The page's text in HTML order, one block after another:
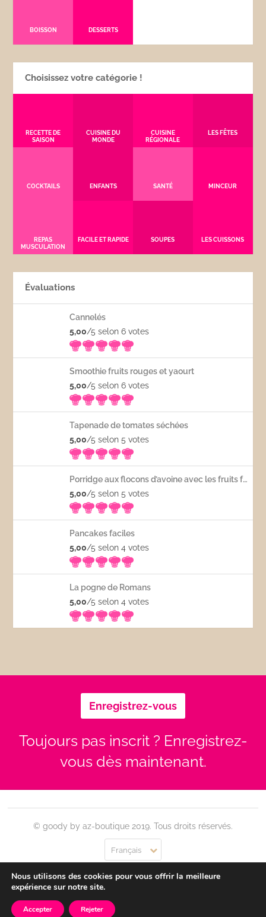
BOISSON DESSERTS
Choisissez votre catégorie !
RECETTE DE
SAISON
CUISINE DU
MONDE
CUISINE
RÉGIONALE
LES FÊTES
COCKTAILS ENFANTS SANTÉ MINCEUR
REPAS
MUSCULATION
FACILE ET RAPIDE SOUPES LES CUISSONS
Évaluations
Cannelés
5,00/5 selon 6votes
Smoothie fruits rouges et yaourt
5,00/5 selon 6votes
Tapenade de tomates séchées
5,00/5 selon 5votes
Porridge aux flocons d’avoine avec les fruits frais
5,00/5 selon 5votes
Pancakes faciles
5,00/5 selon 4votes
La pogne de Romans
5,00/5 selon 4votes
Enregistrez-vous
Toujours pas inscrit ? Enregistrez-
vous dès maintenant.
© goody by az-boutique 2019. Tous droits réservés.
Français
Contact Se connecter Confidentialité CGU
Nous utilisons des cookies pour vous offrir la meilleure
expérience sur notre site.
Accepter Rejeter